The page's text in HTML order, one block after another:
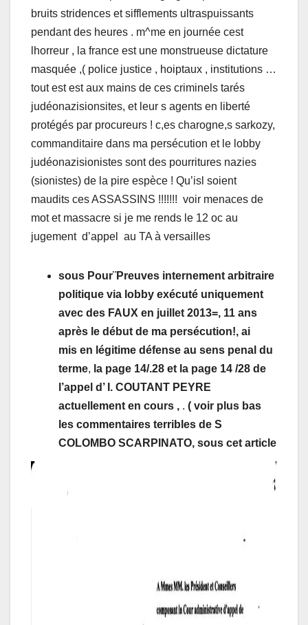
bruits stridences et sifflements ultraspuissants
pendant des heures . m^me en journée cest
lhorreur , la france est une monstrueuse dictature
masquée ,( police justice , hoiptaux , institutions …
tout est est aux mains de ces criminels tarés
judéonazisionsites, et leur s agents en liberté
protégés par procureurs ! c,es charogne,s sarkozy,
commanditaire dans ma persécution et le lobby
judéonazisionistes sont des pourritures nazies
(sionistes) de la pire espèce ! Qu’isl soient
maudits ces ASSASSINS !!!!!!! voir menaces de
mot et massacre si je me rends le 12 oc au
jugement d’appel au TA à versailles
sous Pour¨Preuves internement arbitraire
politique via lobby exécuté uniquement
avec des FAUX en juillet 2013=, 11 ans
après le début de ma persécution!, ai
mis en légitime défense au sens penal du
terme, la page 14/.28 et la page 14 /28 de
l’appel d’ I. COUTANT PEYRE
actuellement en cours , . ( voir plus bas
les commentaires terribles de S
COLOMBO SCARPINATO, sous cet article